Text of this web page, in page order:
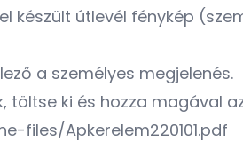
útlevél fénykép
a személyes megjelenés.
töltse ki és hozza magával
files/Apkerelem220101.pdf